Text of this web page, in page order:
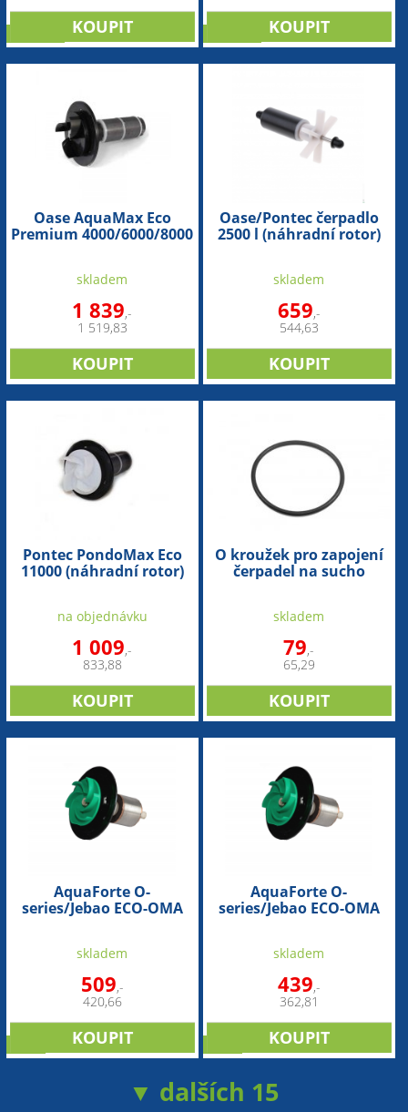
Oase AquaMax Eco
Premium 4000/6000/8000
skladem
1 839,-
1 519,83
Oase/Pontec čerpadlo
2500 l (náhradní rotor)
skladem
659,-
544,63
Pontec PondoMax Eco
11000 (náhradní rotor)
na objednávku
1 009,-
833,88
O kroužek pro zapojení
čerpadel na sucho
skladem
79,-
65,29
AquaForte O-
series/Jebao ECO-OMA
skladem
509,-
420,66
AquaForte O-
series/Jebao ECO-OMA
skladem
439,-
362,81
▼ dalších 15